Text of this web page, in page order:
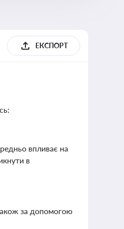
ЕКСПОРТ
впливає на
в
за допомогою